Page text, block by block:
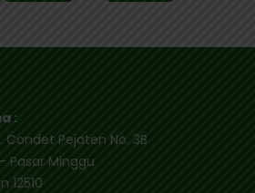
:
Condet Pejaten No. 3B
Pasar Minggu
12510